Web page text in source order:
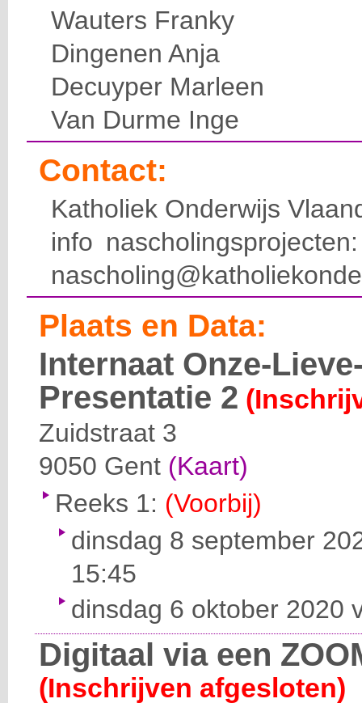
Wauters Franky
Dingenen Anja
Decuyper Marleen
Van Durme Inge
Contact:
Katholiek Onderwijs
info
Plaats en Data:
Internaat Onze-
Presentatie 2
Zuidstraat 3
9050 Gent (Kaart)
Reeks 1: (Voorbij)
dinsdag 8 september
15:45
dinsdag 6 oktober 2020
Digitaal via een
(Inschrijven afgesloten)